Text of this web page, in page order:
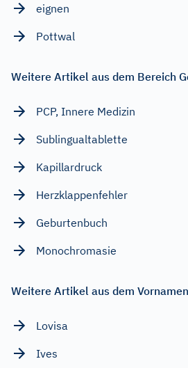
eignen
Pottwal
Weitere Artikel aus dem Bereich
PCP, Innere Medizin
Sublingualtablette
Kapillardruck
Herzklappenfehler
Geburtenbuch
Monochromasie
Weitere Artikel aus dem
Lovisa
Ives